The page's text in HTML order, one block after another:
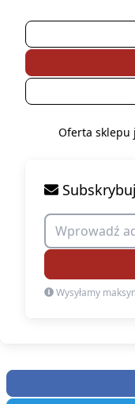
Oferta sklepu
Wysyłamy